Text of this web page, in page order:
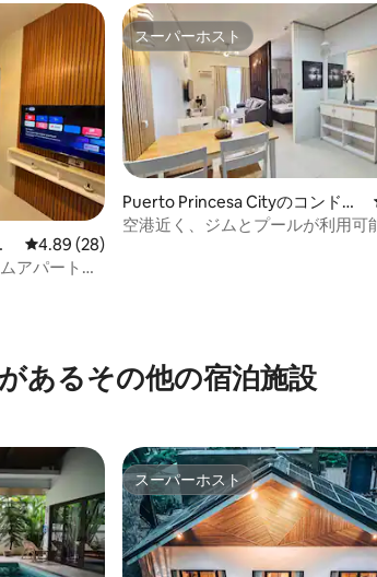
価
レビュー28件、5つ星中4.89つ星の平均評価
4.89 (28)
アパートメ
スーパーホスト
スーパーホスト
Puerto Princesa Cityのコンドミ
ニアム
空港近く、ジムとプールが利用可
あるその他の宿泊施設
スーパーホスト
スーパーホスト